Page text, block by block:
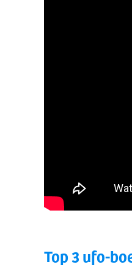
Top 3 ufo-